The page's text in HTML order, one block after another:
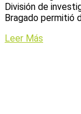
División de
Bragado permitió
Leer Más